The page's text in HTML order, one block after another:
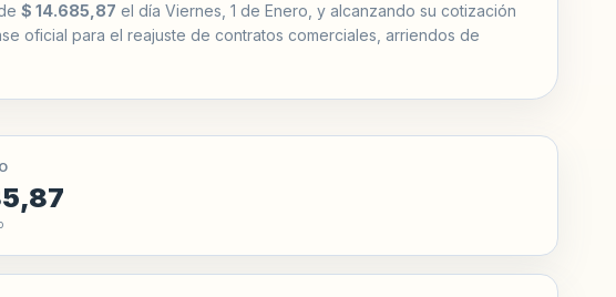
$ 14.685,87 el día Viernes, 1 de Enero, y alcanzando su cotización
oficial para el reajuste de contratos comerciales, arriendos de